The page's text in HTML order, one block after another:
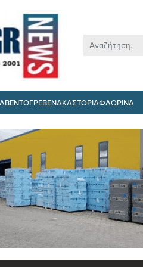
ΓΡΕΒΕΝΑΚΑΣΤΟΡΙΑΦΛΩΡΙΝΑ